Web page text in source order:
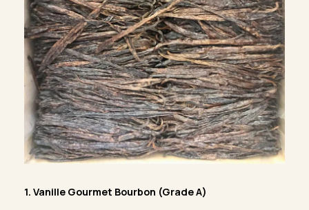
1. Vanille Gourmet Bourbon (Grade A)